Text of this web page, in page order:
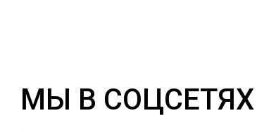
МЫ В СОЦСЕТЯХ